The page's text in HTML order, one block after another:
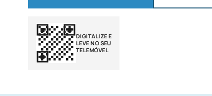
DIGITALIZE E
LEVE NO SEU
TELEMÓVEL